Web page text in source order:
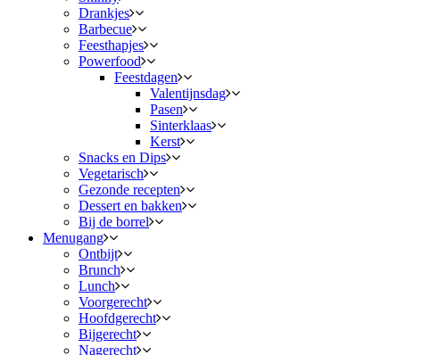
Drankjes
Barbecue
Feesthapjes
Powerfood
Feestdagen
Valentijnsdag
Pasen
Sinterklaas
Kerst
Snacks en Dips
Vegetarisch
Gezonde recepten
Dessert en bakken
Bij de borrel
Menugang
Ontbijt
Brunch
Lunch
Voorgerecht
Hoofdgerecht
Bijgerecht
Nagerecht